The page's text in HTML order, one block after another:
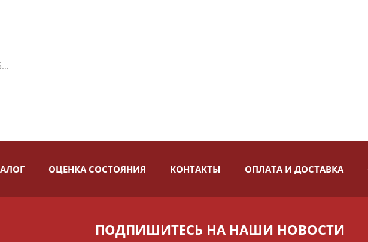
ОЦЕНКА СОСТОЯНИЯ КОНТАКТЫ ОПЛАТА И ДОСТАВКА
ПОДПИШИТЕСЬ НА НАШИ НОВОСТИ